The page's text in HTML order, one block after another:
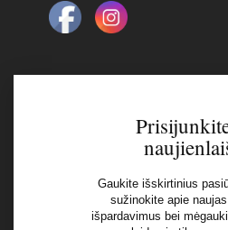
Aš perskaičiau ir sutinku su
Gaukite išskirtinius
sužinokite apie
išpardavimus bei